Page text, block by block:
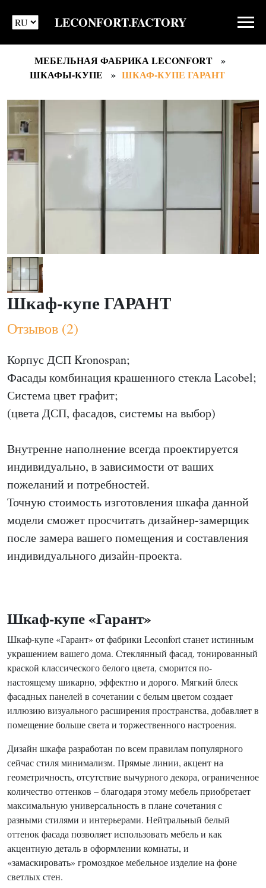
LECONFORT.FACTORY
МЕБЕЛЬНАЯ ФАБРИКА LECONFORT
ШКАФЫ-КУПЕ
ШКАФ-КУПЕ ГАРАНТ
Шкаф-купе ГАРАНТ
Отзывов (2)
Корпус ДСП Kronospan;
Фасады комбинация крашенного стекла Lacobel;
Система цвет графит;
(цвета ДСП, фасадов, системы на выбор)
Внутренне наполнение всегда проектируется
индивидуально, в зависимости от ваших
пожеланий и потребностей.
Точную стоимость изготовления шкафа данной
модели сможет просчитать дизайнер-замерщик
после замера вашего помещения и составления
индивидуального дизайн-проекта.
Шкаф-купе «Гарант»
Шкаф-купе «Гарант» от фабрики Leconfort станет истинным
украшением вашего дома. Стеклянный фасад, тонированный
краской классического белого цвета, сморится по-
настоящему шикарно, эффектно и дорого. Мягкий блеск
фасадных панелей в сочетании с белым цветом создает
иллюзию визуального расширения пространства, добавляет в
помещение больше света и торжественного настроения.
Дизайн шкафа разработан по всем правилам популярного
сейчас стиля минимализм. Прямые линии, акцент на
геометричность, отсутствие вычурного декора, ограниченное
количество оттенков – благодаря этому мебель приобретает
максимальную универсальность в плане сочетания с
разными стилями и интерьерами. Нейтральный белый
оттенок фасада позволяет использовать мебель и как
акцентную деталь в оформлении комнаты, и
«замаскировать» громоздкое мебельное изделие на фоне
светлых стен.